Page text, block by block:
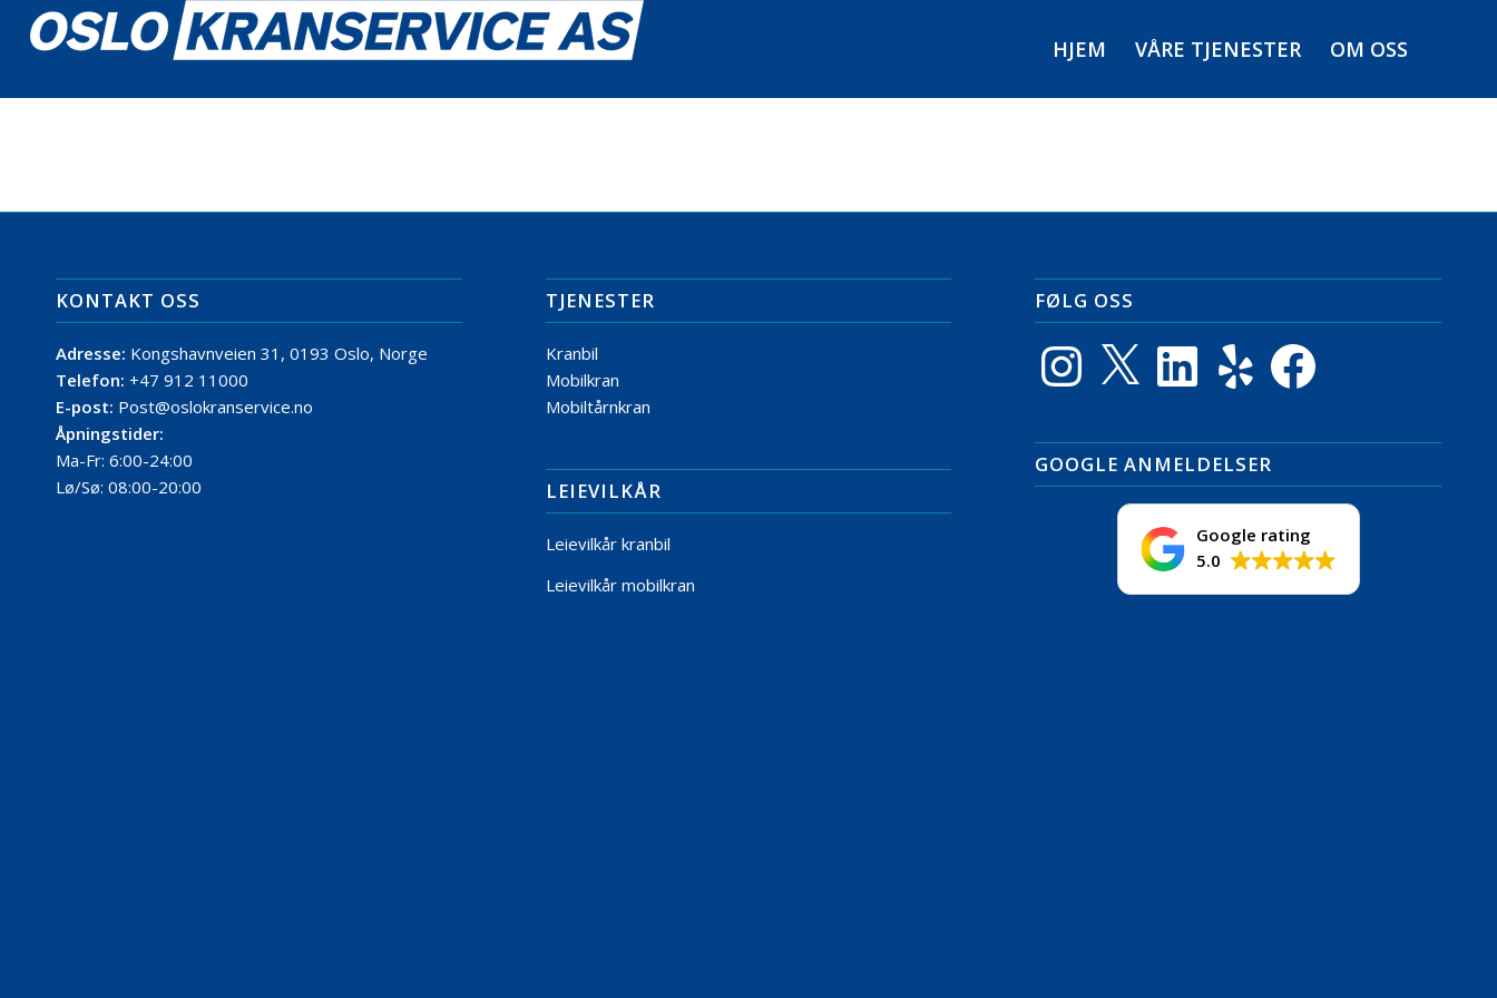
HJEM VÅRE TJENESTER OM OSS
KONTAKT OSS
Adresse: Kongshavnveien 31, 0193 Oslo, Norge
Telefon: +47 912 11000
E-post: Post@oslokranservice.no
Åpningstider:
Ma-Fr: 6:00-24:00
Lø/Sø: 08:00-20:00
TJENESTER
Kranbil
Mobilkran
Mobiltårnkran
LEIEVILKÅR
Leievilkår kranbil
Leievilkår mobilkran
FØLG OSS
Instagram
X LinkedIn Yelp Facebook
GOOGLE ANMELDELSER
Google rating
5.0